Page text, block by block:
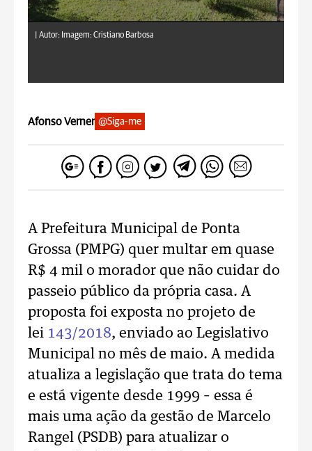
Autor: Imagem: Cristiano Barbosa
Afonso Verner @Siga-me
A Prefeitura Municipal de Ponta
Grossa (PMPG) quer multar em quase
R$ 4 mil o morador que não cuidar do
passeio público da própria casa. A
proposta foi exposta no projeto de
lei 143/2018, enviado ao Legislativo
Municipal no mês de maio. A medida
atualiza a legislação que trata do tema
e está vigente desde 1999 – essa é
mais uma ação da gestão de Marcelo
Rangel (PSDB) para atualizar o